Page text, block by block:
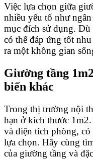
Việc lựa chọn giữa
nhiều yếu tố như
mục đích sử dụng. Dù
có thể đáp ứng tốt
ra một không gian
Giường tầng
biến khác
Trong thị trường nội
hạn ở kích thước
và diện tích phòng,
lựa chọn. Hãy cùng
của giường tầng và